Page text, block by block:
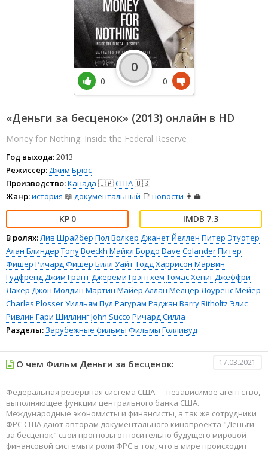
«Деньги за бесценок» (2013) онлайн в HD
Money for Nothing: Inside the Federal Reserve
Год выхода:2013
Режиссёр:Джим Брюс
Производство:Канада 🇨🇦США🇺🇸
Жанр:история 📖 документальный 📑 новости 👨‍💼
0 7.3
В ролях:Лив Шрайбер Пол Волкер Джанет Йеллен Питер Этуотер
Алан Блиндер Tony Boeckh Майкл Бордо Dave ColanderПитер
Фишер Ричард Фишер Билл УайтТодд Харрисон Марвин
ГудфрендДжим ГрантДжереми Грэнтхем Томас ХенигДжеффри
Лакер Джон Молдин Мартин Майер Аллан Мелцер Лоуренс Мейер
Charles PlosserУилльям Пул Рагурам Раджан Barry Ritholtz Элис
Ривлин Гари ШиллингJohn Succo Ричард Силла
Разделы: Зарубежные фильмы Фильмы Голливуд
0
0
0
О чем Фильм Деньги за бесценок: 17.03.2021
Федеральная резервная система США — независимое агентство,
выполняющее функции центрального банка США.
Международные экономисты и финансисты, а так же сотрудники
ФРС США дают авторам документального кинопроекта "Деньги
за бесценок" свои прогнозы относительно будущего мировой
финансовой системы и роли ФРС в том, что в мире происходит